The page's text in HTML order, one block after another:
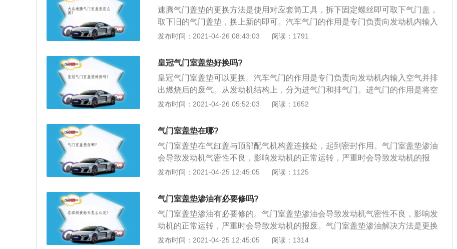
速腾气门盖垫的更换方法是使用对应套筒工具，拆下固定螺丝即可取下气门盖，
取下旧的气门盖垫，换上新的即可。汽车气门的作用是专门负责向发动机内输入
空气并排出燃烧后的废气。从发动机结构上，分为进气门和排气门。进气门的作
出并散热。汽车气门损坏的症状如下：1、会影响发动机的工作效率，汽车动力
会降低；2、会产生异响，发动机在运行过程中会出现怠速不稳或加速不畅的情
况，超车性能也有所降低，严重时还会导致发动机启动困难，出现打不着火的现
象，汽车还会出现漏气或积碳增多的现象；3、气门坏了会导致气缸工作不稳
定，气缸不稳定会导致发动机产生抖动，发动机工作无力，还会导致排气管道堵
发布时间：2021-04-26 08:43:03 阅读：1791
皇冠气门室盖垫好换吗?
皇冠气门室盖垫可以更换。汽车气门的作用是专门负责向发动机内输入空气并排
出燃烧后的废气。从发动机结构上，分为进气门和排气门。进气门的作用是将空
气吸入发动机内，与燃料混合燃烧；排气门的作用是将燃烧后的废气排出并散
用一字刀撬松气门室盖，拿出气门室盖垫；2、用清洗剂清洗气门室盖，清洗气
角拧；3、更换纸垫操作要注意的是，采用正牌配件纸垫，把发动机和气门室盖
的两个结合面擦干净，纸垫两面均匀的抹上黄油，对准定位柱放好，盖上气门室
盖，均匀的拧紧气门室盖是固定螺栓。
发布时间：2021-04-26 05:52:03 阅读：1652
气门室盖垫在哪?
气门室盖垫在气缸盖与顶部配气机构盖连接处，起到密封作用。气门室盖垫渗油
会导致发动机气密性不良，影响发动机的正常运转，严重时会导致发动机的报
废。气门室盖垫渗油解决方法是更换气门室盖垫。气门室盖垫的更换步骤如下：
门室盖垫；2、用清洗剂清洗气门室盖，清洗气门室盖与缸盖接触表面装上气门
室盖垫，打上密封胶，拧上螺丝从中间到两边对角拧；3、更换纸垫操作要注意
的是，采用正牌配件纸垫，把发动机和气门室盖的两个结合面擦干净，纸垫两面
均匀的抹上黄油，对准定位柱放好，盖上气门室盖，均匀的拧紧气门室盖是固定
螺栓。
发布时间：2021-04-25 12:45:05 阅读：1125
气门室盖垫渗油有必要修吗?
气门室盖垫渗油有必要修的。气门室盖垫渗油会导致发动机气密性不良，影响发
动机的正常运转，严重时会导致发动机的报废。气门室盖垫渗油解决方法是更换
气门室盖垫。气门室盖垫的更换步骤如下：1、先拆下气门室盖螺丝从两边到中
发布时间：2021-04-25 12:45:05 阅读：1314